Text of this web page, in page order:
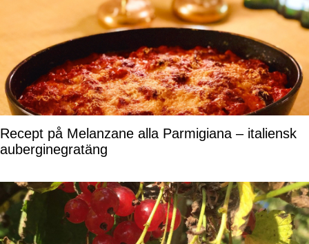
Recept på Melanzane alla Parmigiana – italiensk
auberginegratäng